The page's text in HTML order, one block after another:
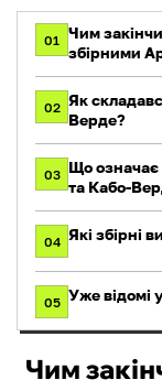
01 Чим
збірними
02 Як
Верде?
03 Що означає
та Кабо-
04 Які збірні
05 Уже відомі
Чим